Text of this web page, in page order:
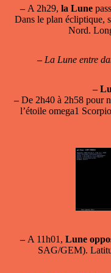
–A 2h29, la Lune
Dans le plan écliptique,
Nord.
– La Lune entre
–
–De 2h40 à 2h58 pour
l’étoile omega1
–A 11h01, Lune
SAG/GEM).